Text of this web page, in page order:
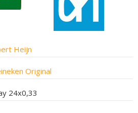
Heijn
Original
24x0,33